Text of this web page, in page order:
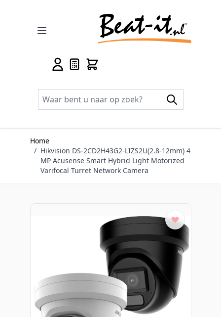
Home
/ Hikvision DS-2CD2H43G2-LIZS2U(2.8-12mm) 4
MP Acusense Smart Hybrid Light Motorized
Varifocal Turret Network Camera